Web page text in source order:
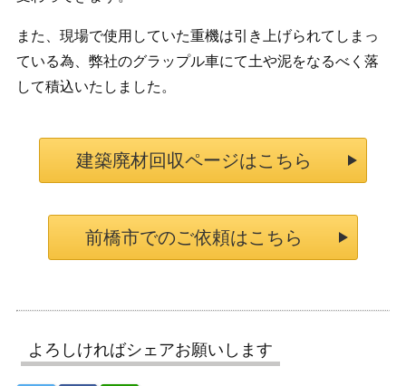
また、現場で使用していた重機は引き上げられてしまっ
ている為、弊社のグラップル車にて土や泥をなるべく落
して積込いたしました。
建築廃材回収ページはこちら
前橋市でのご依頼はこちら
よろしければシェアお願いします